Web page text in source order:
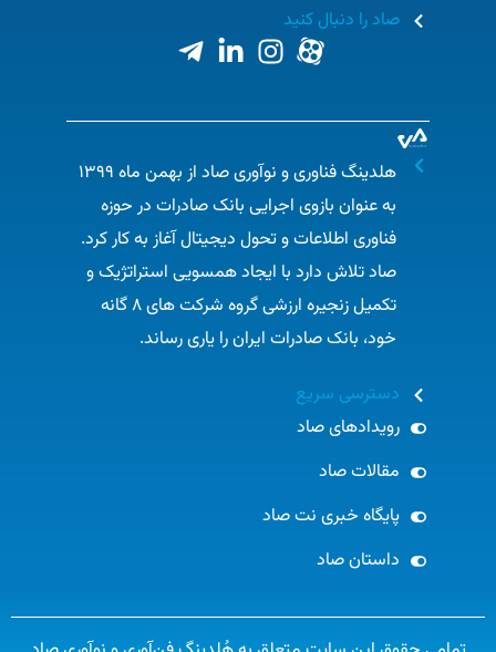
صاد را دنبال کنید
هلدینگ فناوری و نوآوری صاد از بهمن ماه ۱۳۹۹
به عنوان بازوی اجرایی بانک صادرات در حوزه
فناوری اطلاعات و تحول دیجیتال آغاز به کار کرد.
صاد تلاش دارد با ایجاد همسویی استراتژیک و
تکمیل زنجیره ارزشی گروه شرکت های ۸ گانه
خود، بانک صادرات ایران را یاری رساند.​
دسترسی سریع
رویدادهای صاد
مقالات صاد
پایگاه خبری نت صاد
داستان صاد